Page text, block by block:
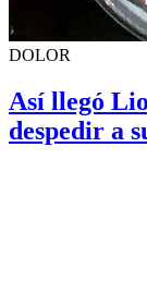
DOLOR
Así llegó
despedir a